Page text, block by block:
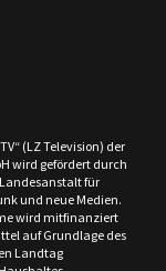
(LZ Television) der
wird gefördert durch
für
und neue Medien.
wird mitfinanziert
auf Grundlage des
Landtag